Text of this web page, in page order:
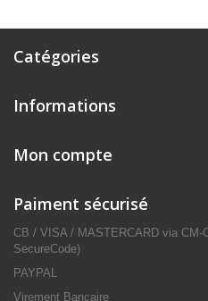
Catégories
Informations
Mon compte
Paiment sécurisé
CB / VISA / MASTERCARD via CM-
SecureCode)
PAYPAL
Virement Bancaire